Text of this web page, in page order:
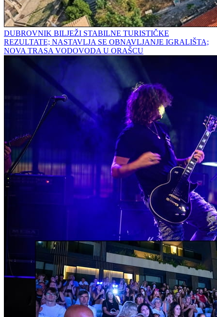
DUBROVNIK BILJEŽI STABILNE TURISTIČKE
REZULTATE; NASTAVLJA SE OBNAVLJANJE IGRALIŠTA;
NOVA TRASA VODOVODA U ORAŠCU